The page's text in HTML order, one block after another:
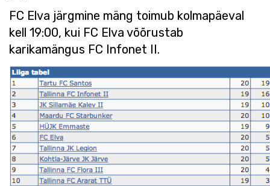
FC Elva järgmine mäng toimub kolmapäeval
kell 19:00, kui FC Elva võõrustab
karikamängus FC Infonet II.